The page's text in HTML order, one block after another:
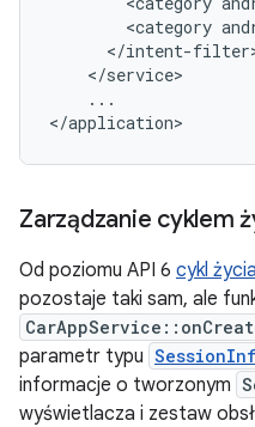
<category
...
Zarządzanie cyklem
Od poziomu API 6 cykl życia
pozostaje taki sam, ale
parametr typu
informacje o tworzonym
wyświetlacza i zestaw